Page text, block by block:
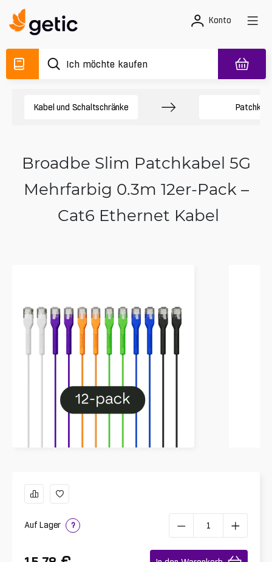
Konto
Kabel und Schaltschränke
Broadbe Slim Patchkabel 5G
Mehrfarbig 0.3m 12er-Pack –
Cat6 Ethernet Kabel
Auf Lager ?